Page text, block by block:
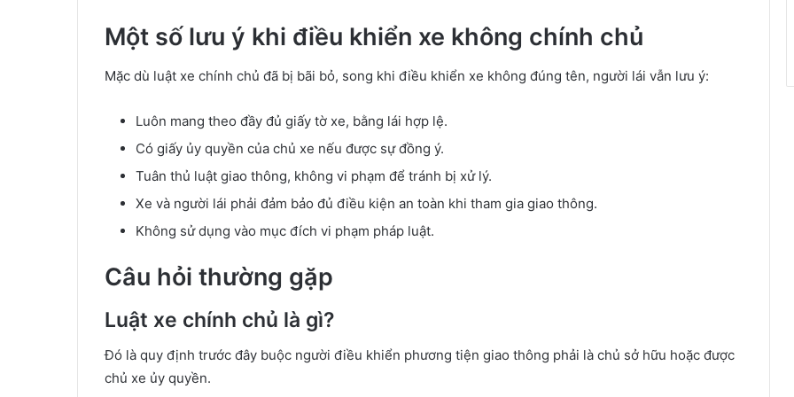
Một số lưu ý khi điều khiển xe không chính chủ
Mặc dù luật xe chính chủ đã bị bãi bỏ, song khi điều khiển xe không đúng tên, người lái vẫn lưu ý:
Luôn mang theo đầy đủ giấy tờ xe, bằng lái hợp lệ.
Có giấy ủy quyền của chủ xe nếu được sự đồng ý.
Tuân thủ luật giao thông, không vi phạm để tránh bị xử lý.
Xe và người lái phải đảm bảo đủ điều kiện an toàn khi tham gia giao thông.
Không sử dụng vào mục đích vi phạm pháp luật.
Câu hỏi thường gặp
Luật xe chính chủ là gì?
Đó là quy định trước đây buộc người điều khiển phương tiện giao thông phải là chủ sở hữu hoặc được
chủ xe ủy quyền.